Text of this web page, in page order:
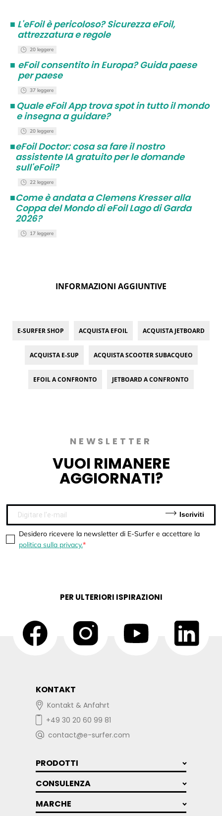
■ L'eFoil è pericoloso? Sicurezza eFoil,
attrezzatura e regole
20 leggere
■ eFoil consentito in Europa? Guida paese
per paese
37 leggere
■ Quale eFoil App trova spot in tutto il mondo
e insegna a guidare?
20 leggere
■eFoil Doctor: cosa sa fare il nostro
assistente IA gratuito per le domande
sull'eFoil?
22 leggere
■Come è andata a Clemens Kresser alla
Coppa del Mondo di eFoil Lago di Garda
2026?
17 leggere
INFORMAZIONI AGGIUNTIVE
E-SURFER SHOP ACQUISTA EFOIL ACQUISTA JETBOARD
ACQUISTA E-SUP ACQUISTA SCOOTER SUBACQUEO
EFOIL A CONFRONTO JETBOARD A CONFRONTO
NEWSLETTER
VUOI RIMANERE
AGGIORNATI?
Desidero ricevere la newsletter di E-Surfer e accettare la
politica sulla privacy.
Iscriviti
PER ULTERIORI ISPIRAZIONI
KONTAKT
Kontakt & Anfahrt
+49 30 20 60 99 81
contact@e-surfer.com
PRODOTTI
CONSULENZA
MARCHE